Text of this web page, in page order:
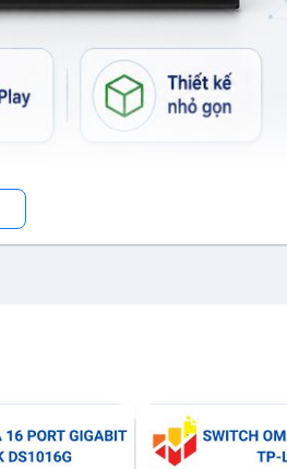
TL-LS1008G trong